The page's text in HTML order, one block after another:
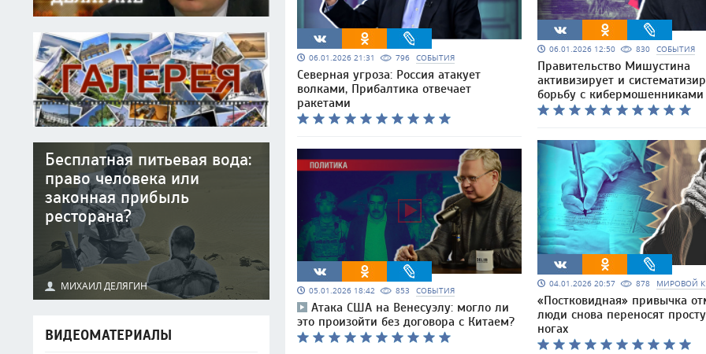
Бесплатная питьевая вода:
право человека или
законная прибыль
ресторана?
МИХАИЛ ДЕЛЯГИН
ВИДЕОМАТЕРИАЛЫ
06.01.2026 21:31 796 СОБЫТИЯ
Северная угроза: Россия атакует
волками, Прибалтика отвечает
ракетами
05.01.2026 18:42 853 СОБЫТИЯ
Атака США на Венесуэлу: могло ли
это произойти без договора с Китаем?
06.01.2026 12:50 830 СОБЫТИЯ
Правительство Мишустина
активизирует и
борьбу с кибермошенниками
04.01.2026 20:57 878 МИРОВОЙ
«Постковидная» привычка
люди снова переносят
ногах